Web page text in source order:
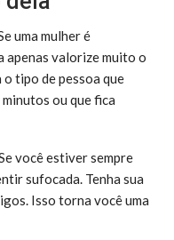
uma mulher é
apenas valorize muito o
tipo de pessoa que
ou que fica
você estiver sempre
sufocada. Tenha sua
Isso torna você uma